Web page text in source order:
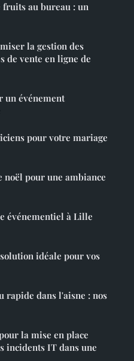
au bureau : un
la gestion des
de vente en ligne de
un événement
pour votre mariage
noël pour une ambiance
événementiel à Lille
idéale pour vos
rapide dans l'aisne : nos
la mise en place
incidents IT dans une